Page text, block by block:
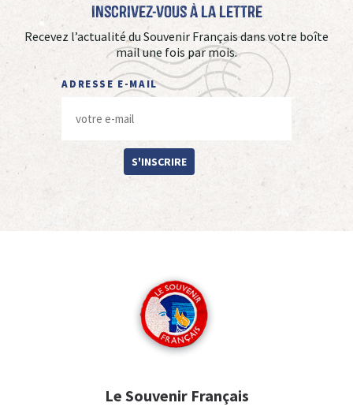
Inscrivez-vous à La Lettre
Recevez l’actualité du Souvenir Français dans votre boîte
mail une fois par mois.
ADRESSE E-MAIL
S'INSCRIRE
Le Souvenir Français